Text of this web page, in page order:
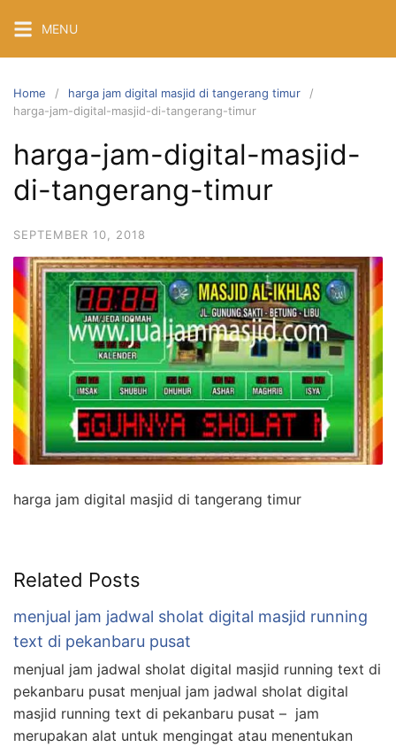
content
MENU
Home
harga jam digital masjid di tangerang timur
harga-jam-digital-masjid-di-tangerang-timur
harga-jam-digital-masjid-
di-tangerang-timur
SEPTEMBER 10, 2018
harga jam digital masjid di tangerang timur
Related Posts
menjual jam jadwal sholat digital masjid running
text di pekanbaru pusat
menjual jam jadwal sholat digital masjid running text di
pekanbaru pusat menjual jam jadwal sholat digital
masjid running text di pekanbaru pusat – jam
merupakan alat untuk mengingat atau menentukan